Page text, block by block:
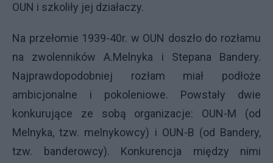
OUN i szkoliły jej działaczy.
Na przełomie 1939-40r. w OUN doszło do rozłamu
na zwolenników A.Melnyka i Stepana Bandery.
Najprawdopodobniej rozłam miał podłoże
ambicjonalne i pokoleniowe. Powstały dwie
konkurujące ze sobą organizacje: OUN-M (od
Melnyka, tzw. melnykowcy) i OUN-B (od Bandery,
tzw. banderowcy). Konkurencja między nimi